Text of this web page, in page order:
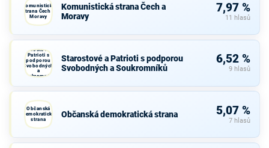
Komunistická
strana Čech a
Moravy
Komunistická strana Čech a
Moravy
7,97 %
11 hlasů
Starostové a
Patrioti s
podporou
Svobodných
a
Soukromníků
Starostové a Patrioti s podporou
Svobodných a Soukromníků
6,52 %
9 hlasů
Občanská
demokratická
strana
Občanská demokratická strana 5,07 %
7 hlasů